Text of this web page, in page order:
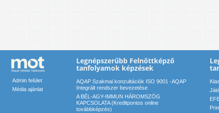
Admin felület
Média ajánlat
Legnépszerűbb Felnőttképző
tanfolyamok képzések
AQAP Szakmai konzultációk ISO 9001 -AQAP
Integrált rendszer bevezetése
A BÉL-AGY-IMMUN HÁROMSZÖG
KAPCSOLATA (Kreditpontos online
továbbképzés)